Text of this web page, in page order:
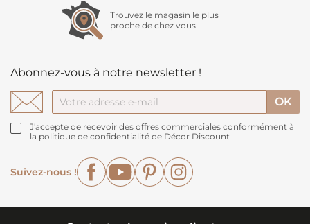
Trouvez le magasin le plus
proche de chez vous
Abonnez-vous à notre newsletter !
J'accepte de recevoir des offres commerciales conformément à
la politique de confidentialité de Décor Discount
Suivez-nous !
FacebookYouTubePinterest